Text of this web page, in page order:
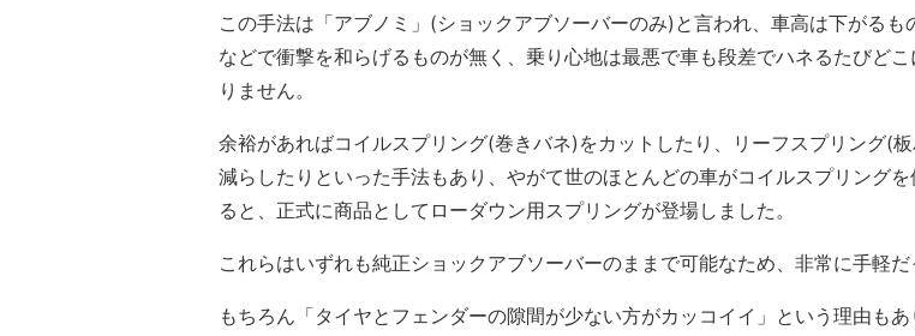
この手法は「アブノミ」(ショックアブソーバーのみ)と言われ、車高は下がるも
などで衝撃を和らげるものが無く、乗り心地は最悪で車も段差でハネるたびど
りません。
余裕があればコイルスプリング(巻きバネ)をカットしたり、リーフスプリング(
減らしたりといった手法もあり、やがて世のほとんどの車がコイルスプリング
ると、正式に商品としてローダウン用スプリングが登場しました。
これらはいずれも純正ショックアブソーバーのままで可能なため、非常に手軽だ
もちろん「タイヤとフェンダーの隙間が少ない方がカッコイイ」という理由もあ